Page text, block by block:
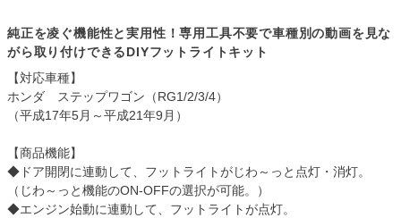
純正を凌ぐ機能性と実用性！専用工具不要で車種別の動画を見な
がら取り付けできるDIYフットライトキット
【対応車種】
ホンダ ステップワゴン（RG1/2/3/4）
（平成17年5月～平成21年9月）
【商品機能】
◆ドア開閉に連動して、フットライトがじわ～っと点灯・消灯。
（じわ～っと機能のON-OFFの選択が可能。）
◆エンジン始動に連動して、フットライトが点灯。